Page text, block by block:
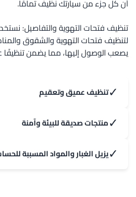
أن كل جزء من سيارتك نظيف تمامًا.
تنظيف فتحات التهوية والتفاصيل:
لتنظيف فتحات التهوية والشقوق
يصعب الوصول إليها، مما يضمن تنظيفًا
✓تنظيف عميق وتعقيم
✓منتجات صديقة للبيئة وآمنة
✓يزيل الغبار والمواد المسببة